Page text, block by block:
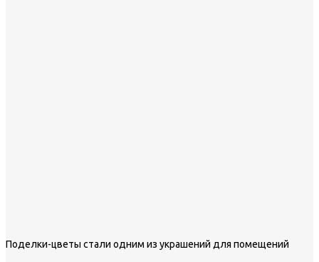
Поделки-цветы стали одним из украшений для помещений